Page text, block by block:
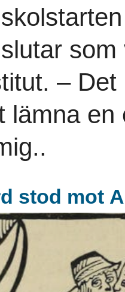
–
lämna
stod mot